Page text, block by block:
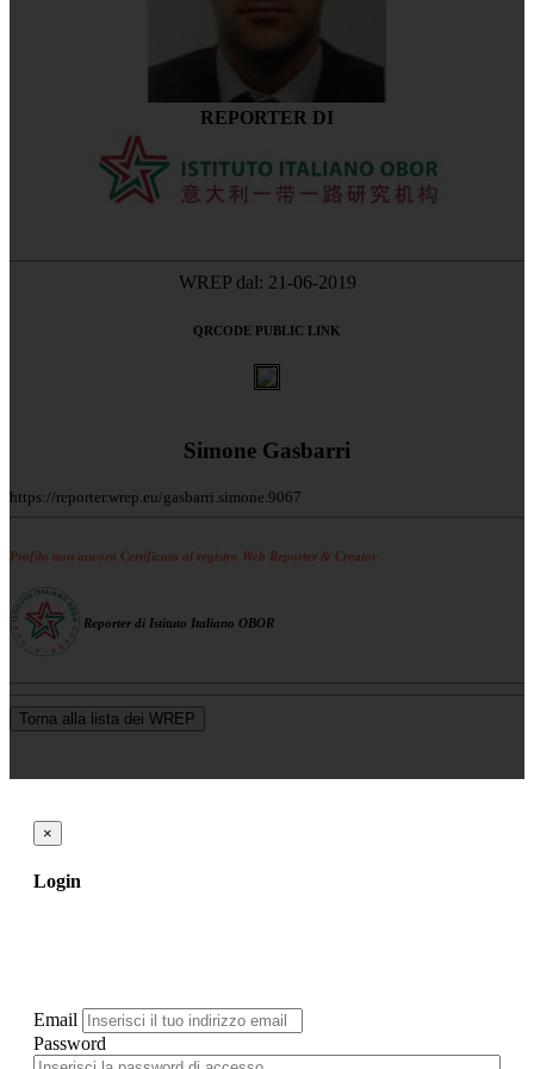
REPORTER DI
WREP dal: 21-06-2019
QRCODE PUBLIC LINK
Simone Gasbarri
https://reporter.wrep.eu/gasbarri.simone.9067
Profilo non ancora Certificato al registro Web Reporter & Creator
Reporter di Istituto Italiano OBOR
Torna alla lista dei WREP
×
Login
Email
Password